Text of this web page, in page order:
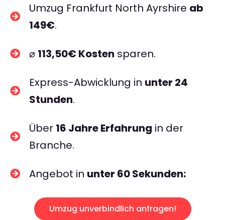
Umzug Frankfurt North Ayrshire ab
149€.
⌀ 113,50€ Kosten sparen.
Express-Abwicklung in unter 24
Stunden.
Über 16 Jahre Erfahrung in der
Branche.
Angebot in unter 60 Sekunden:
Umzug unverbindlich anfragen!